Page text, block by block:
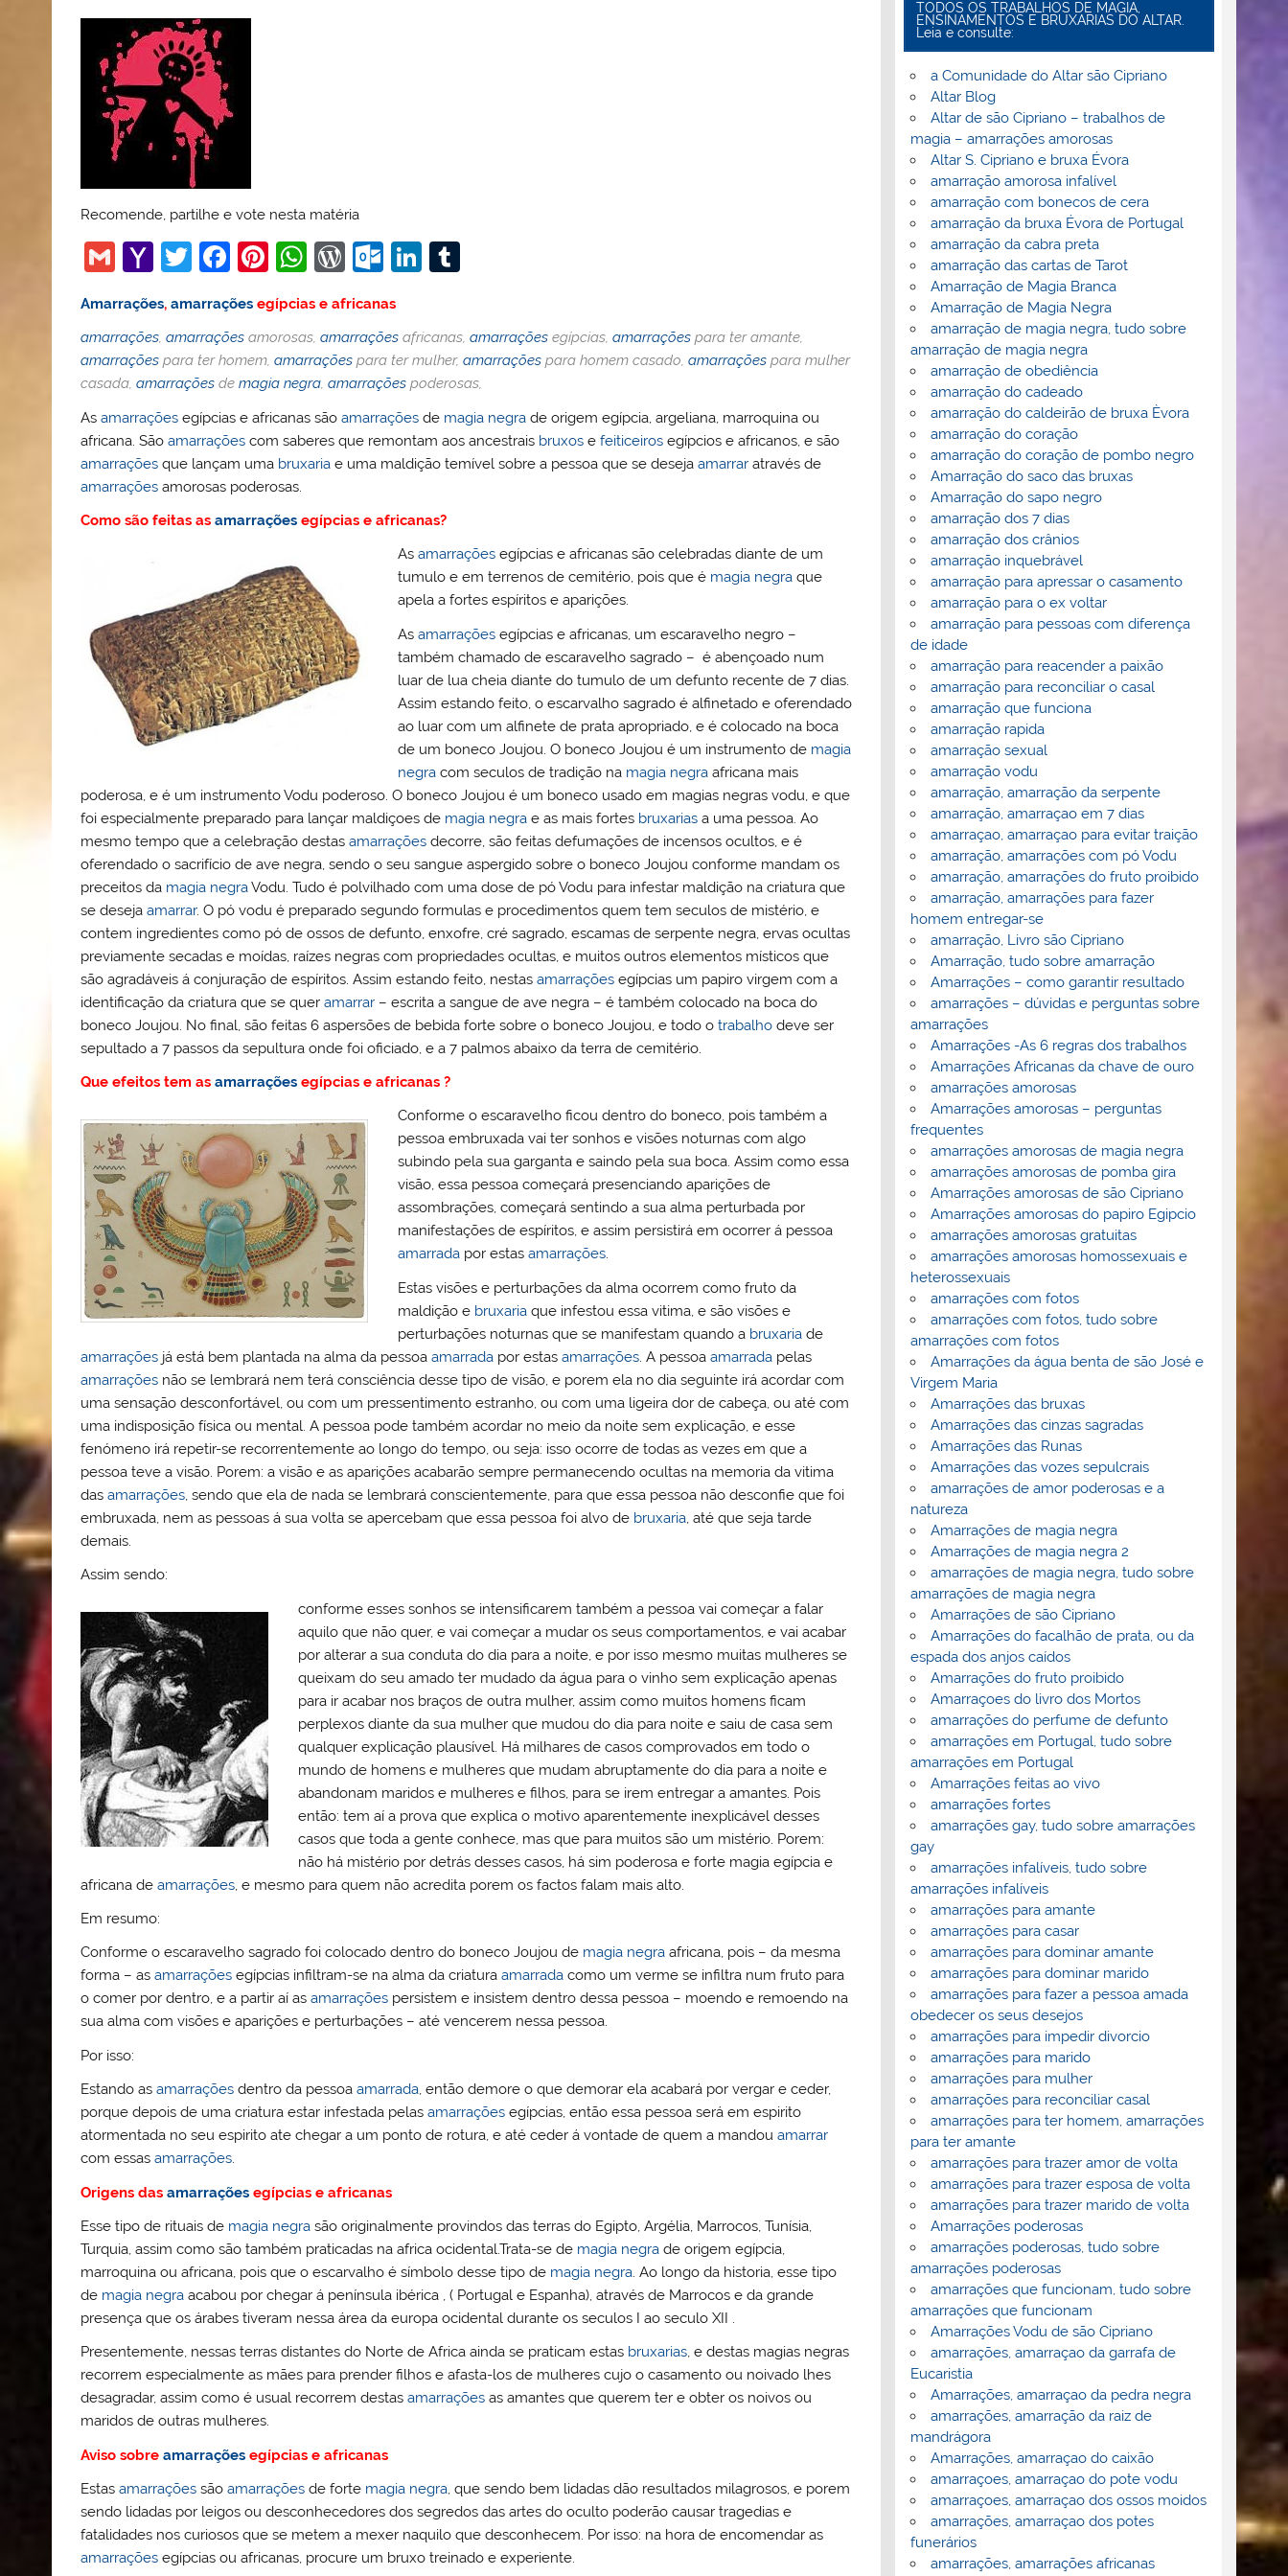
Recomende, partilhe e vote nesta matéria
G
ai
l
Y
h
o
o
M
ai
l
T
itt
er
F
c
e
b
o
o
k
Pi
er
e
st
W
at
s
A
p
p
W
d
Pr
e
ss
O
lo
o
k.
c
o
m
Li
e
dI
n
bl
r
Amarrações,amarrações egípcias e africanas
amarrações,amarrações amorosas,amarrações africanas,amarrações egípcias,amarrações para ter amante,
amarrações para ter homem,amarrações para ter mulher,amarrações para homem casado,amarrações para mulher
casada,amarrações demagia negra,amarrações poderosas,
Asamarrações egípcias e africanas sãoamarrações de magia negra de origem egípcia, argeliana, marroquina ou
africana. Sãoamarrações com saberes que remontam aos ancestrais bruxos efeiticeiros egípcios e africanos, e são
amarrações que lançam uma bruxaria e uma maldição temível sobre a pessoa que se desejaamarrar através de
amarrações amorosas poderosas.
Como são feitas asamarrações egípcias e africanas?
As amarraçõesegípcias e africanas são celebradas diante de um
tumulo e em terrenos de cemitério, pois que é magia negraque
apela a fortes espíritos e aparições.
As amarraçõesegípcias e africanas, um escaravelho negro –
também chamado de escaravelho sagrado – é abençoado num
luar de lua cheia diante do tumulo de um defunto recente de 7 dias.
Assim estando feito, o escarvalho sagrado é alfinetado e oferendado
ao luar com um alfinete de prata apropriado, e é colocado na boca
de um boneco Joujou. O boneco Joujou é um instrumento de magia
negracom seculos de tradição na magia negraafricana mais
poderosa, e é um instrumento Vodu poderoso. O boneco Joujou é um boneco usado em magias negras vodu, e que
foi especialmente preparado para lançar maldiçoes de magia negra e as mais fortes bruxarias a uma pessoa. Ao
mesmo tempo que a celebração destasamarrações decorre, são feitas defumações de incensos ocultos, e é
oferendado o sacrifício de ave negra, sendo o seu sangue aspergido sobre o boneco Joujou conforme mandam os
preceitos da magia negraVodu. Tudo é polvilhado com uma dose de pó Vodu para infestar maldição na criatura que
se desejaamarrar. O pó vodu é preparado segundo formulas e procedimentos quem tem seculos de mistério, e
contem ingredientes como pó de ossos de defunto, enxofre, cré sagrado, escamas de serpente negra, ervas ocultas
previamente secadas e moídas, raízes negras com propriedades ocultas, e muitos outros elementos místicos que
são agradáveis á conjuração de espíritos. Assim estando feito, nestasamarrações egípcias um papiro virgem com a
identificação da criatura que se queramarrar – escrita a sangue de ave negra – é também colocado na boca do
boneco Joujou. No final, são feitas 6 aspersões de bebida forte sobre o boneco Joujou, e todo otrabalho deve ser
sepultado a 7 passos da sepultura onde foi oficiado, e a 7 palmos abaixo da terra de cemitério.
Que efeitos tem asamarrações egípcias e africanas ?
Conforme o escaravelho ficou dentro do boneco, pois também a
pessoa embruxada vai ter sonhos e visões noturnas com algo
subindo pela sua garganta e saindo pela sua boca. Assim como essa
visão, essa pessoa começará presenciando aparições de
assombrações, começará sentindo a sua alma perturbada por
manifestações de espíritos, e assim persistirá em ocorrer á pessoa
amarradapor estas amarrações.
Estas visões e perturbações da alma ocorrem como fruto da
maldição e bruxariaque infestou essa vitima, e são visões e
perturbações noturnas que se manifestam quando a bruxariade
amarrações já está bem plantada na alma da pessoaamarrada por estasamarrações. A pessoaamarrada pelas
amarrações não se lembrará nem terá consciência desse tipo de visão, e porem ela no dia seguinte irá acordar com
uma sensação desconfortável, ou com um pressentimento estranho, ou com uma ligeira dor de cabeça, ou até com
uma indisposição física ou mental. A pessoa pode também acordar no meio da noite sem explicação, e esse
fenómeno irá repetir-se recorrentemente ao longo do tempo, ou seja: isso ocorre de todas as vezes em que a
pessoa teve a visão. Porem: a visão e as aparições acabarão sempre permanecendo ocultas na memoria da vitima
dasamarrações, sendo que ela de nada se lembrará conscientemente, para que essa pessoa não desconfie que foi
embruxada, nem as pessoas á sua volta se apercebam que essa pessoa foi alvo de bruxaria, até que seja tarde
demais.
Assim sendo:
conforme esses sonhos se intensificarem também a pessoa vai começar a falar
aquilo que não quer, e vai começar a mudar os seus comportamentos, e vai acabar
por alterar a sua conduta do dia para a noite, e por isso mesmo muitas mulheres se
queixam do seu amado ter mudado da água para o vinho sem explicação apenas
para ir acabar nos braços de outra mulher, assim como muitos homens ficam
perplexos diante da sua mulher que mudou do dia para noite e saiu de casa sem
qualquer explicação plausível. Há milhares de casos comprovados em todo o
mundo de homens e mulheres que mudam abruptamente do dia para a noite e
abandonam maridos e mulheres e filhos, para se irem entregar a amantes. Pois
então: tem aí a prova que explica o motivo aparentemente inexplicável desses
casos que toda a gente conhece, mas que para muitos são um mistério. Porem:
não há mistério por detrás desses casos, há sim poderosa e forte magia egípcia e
africana deamarrações, e mesmo para quem não acredita porem os factos falam mais alto.
Em resumo:
Conforme o escaravelho sagrado foi colocado dentro do boneco Joujou de magia negra africana, pois – da mesma
forma – asamarrações egípcias infiltram-se na alma da criaturaamarrada como um verme se infiltra num fruto para
o comer por dentro, e a partir aí asamarrações persistem e insistem dentro dessa pessoa – moendo e remoendo na
sua alma com visões e aparições e perturbações – até vencerem nessa pessoa.
Por isso:
Estando asamarrações dentro da pessoaamarrada, então demore o que demorar ela acabará por vergar e ceder,
porque depois de uma criatura estar infestada pelasamarrações egípcias, então essa pessoa será em espirito
atormentada no seu espirito ate chegar a um ponto de rotura, e até ceder á vontade de quem a mandouamarrar
com essasamarrações.
Origens dasamarrações egípciase africanas
Esse tipo de rituais de magia negra são originalmente provindos das terras do Egipto, Argélia, Marrocos, Tunísia,
Turquia, assim como são também praticadas na africa ocidental.Trata-se de magia negra de origem egípcia,
marroquina ou africana, pois que o escarvalho é símbolo desse tipo de magia negra. Ao longo da historia, esse tipo
de magia negra acabou por chegar á península ibérica , ( Portugal e Espanha), através de Marrocos e da grande
presença que os árabes tiveram nessa área da europa ocidental durante os seculos I ao seculo XII .
Presentemente, nessas terras distantes do Norte de Africa ainda se praticam estas bruxarias, e destas magias negras
recorrem especialmente as mães para prender filhos e afasta-los de mulheres cujo o casamento ou noivado lhes
desagradar, assim como é usual recorrem destasamarrações as amantes que querem ter e obter os noivos ou
maridos de outras mulheres.
Aviso sobreamarrações egípcias e africanas
Estasamarrações sãoamarrações de forte magia negra, que sendo bem lidadas dão resultados milagrosos, e porem
sendo lidadas por leigos ou desconhecedores dos segredos das artes do oculto poderão causar tragedias e
fatalidades nos curiosos que se metem a mexer naquilo que desconhecem. Por isso: na hora de encomendar as
amarrações egípcias ou africanas, procure um bruxo treinado e experiente.
TODOS OS TRABALHOS DE MAGIA,
ENSINAMENTOS E BRUXARIAS DO ALTAR.
Leia e consulte:
a Comunidade do Altar são Cipriano
Altar Blog
Altar de são Cipriano – trabalhos de
magia – amarrações amorosas
Altar S. Cipriano e bruxa Évora
amarração amorosa infalível
amarração com bonecos de cera
amarração da bruxa Évora de Portugal
amarração da cabra preta
amarração das cartas de Tarot
Amarração de Magia Branca
Amarração de Magia Negra
amarração de magia negra, tudo sobre
amarração de magia negra
amarração de obediência
amarração do cadeado
amarração do caldeirão de bruxa Èvora
amarração do coração
amarração do coração de pombo negro
Amarração do saco das bruxas
Amarração do sapo negro
amarração dos 7 dias
amarração dos crânios
amarração inquebrável
amarração para apressar o casamento
amarração para o ex voltar
amarração para pessoas com diferença
de idade
amarração para reacender a paixão
amarração para reconciliar o casal
amarração que funciona
amarração rapida
amarração sexual
amarração vodu
amarração, amarração da serpente
amarração, amarraçao em 7 dias
amarraçao, amarraçao para evitar traição
amarração, amarrações com pó Vodu
amarração, amarrações do fruto proibido
amarração, amarrações para fazer
homem entregar-se
amarração, Livro são Cipriano
Amarração, tudo sobre amarração
Amarrações – como garantir resultado
amarrações – dúvidas e perguntas sobre
amarrações
Amarrações -As 6 regras dos trabalhos
Amarrações Africanas da chave de ouro
amarrações amorosas
Amarrações amorosas – perguntas
frequentes
amarrações amorosas de magia negra
amarrações amorosas de pomba gira
Amarrações amorosas de são Cipriano
Amarrações amorosas do papiro Egipcio
amarrações amorosas gratuitas
amarrações amorosas homossexuais e
heterossexuais
amarrações com fotos
amarrações com fotos, tudo sobre
amarrações com fotos
Amarrações da água benta de são José e
Virgem Maria
Amarrações das bruxas
Amarrações das cinzas sagradas
Amarrações das Runas
Amarrações das vozes sepulcrais
amarrações de amor poderosas e a
natureza
Amarrações de magia negra
Amarrações de magia negra 2
amarrações de magia negra, tudo sobre
amarrações de magia negra
Amarrações de são Cipriano
Amarrações do facalhão de prata, ou da
espada dos anjos caídos
Amarrações do fruto proibido
Amarraçoes do livro dos Mortos
amarrações do perfume de defunto
amarrações em Portugal, tudo sobre
amarrações em Portugal
Amarrações feitas ao vivo
amarrações fortes
amarrações gay, tudo sobre amarrações
gay
amarrações infalíveis, tudo sobre
amarrações infalíveis
amarrações para amante
amarrações para casar
amarrações para dominar amante
amarrações para dominar marido
amarrações para fazer a pessoa amada
obedecer os seus desejos
amarrações para impedir divorcio
amarrações para marido
amarrações para mulher
amarrações para reconciliar casal
amarrações para ter homem, amarrações
para ter amante
amarrações para trazer amor de volta
amarrações para trazer esposa de volta
amarrações para trazer marido de volta
Amarrações poderosas
amarrações poderosas, tudo sobre
amarrações poderosas
amarrações que funcionam, tudo sobre
amarrações que funcionam
Amarrações Vodu de são Cipriano
amarrações, amarraçao da garrafa de
Eucaristia
Amarrações, amarraçao da pedra negra
amarrações, amarração da raiz de
mandrágora
Amarrações, amarraçao do caixão
amarraçoes, amarraçao do pote vodu
amarraçoes, amarraçao dos ossos moidos
amarrações, amarraçao dos potes
funerários
amarrações, amarrações africanas